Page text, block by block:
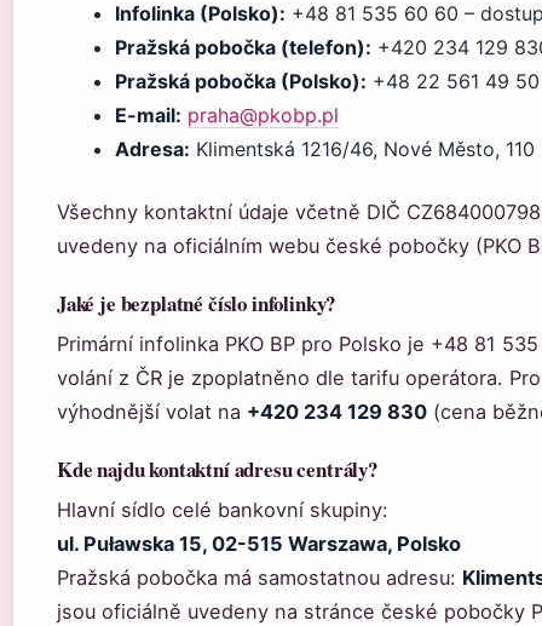
Infolinka (Polsko): +48 81 535 60 60 –
Pražská pobočka (telefon): +420 234 129
Pražská pobočka (Polsko): +48 22 561 49 50
E-mail: praha@pkobp.pl
Adresa: Klimentská 1216/46, Nové Město, 110
Všechny kontaktní údaje včetně DIČ
uvedeny na oficiálním webu české pobočky (PKO
Jaké je bezplatné číslo infolinky?
Primární infolinka PKO BP pro Polsko je +48 81
volání z ČR je zpoplatněno dle tarifu operátora.
výhodnější volat na +420 234 129 830 (cena
Kde najdu kontaktní adresu centrály?
Hlavní sídlo celé bankovní skupiny:
ul. Puławska 15, 02-515 Warszawa, Polsko
Pražská pobočka má samostatnou adresu:
jsou oficiálně uvedeny na stránce české pobočky